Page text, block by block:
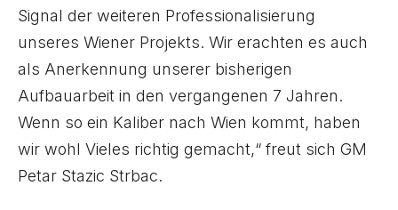
Signal der weiteren Professionalisierung
unseres Wiener Projekts. Wir erachten es auch
als Anerkennung unserer bisherigen
Aufbauarbeit in den vergangenen 7 Jahren.
Wenn so ein Kaliber nach Wien kommt, haben
wir wohl Vieles richtig gemacht,“ freut sich GM
Petar Stazic Strbac.